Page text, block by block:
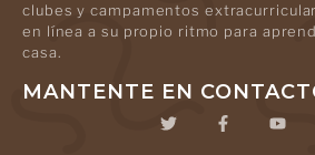
clubes y campamentos
en línea a su propio ritmo para
casa.
MANTENTE EN